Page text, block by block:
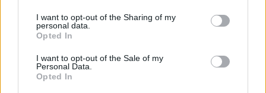
not limited to your visit or usage behaviour. You may click to
grant or deny consent to Google and its third-party tags to
use your data for below specified purposes in below Google
consent section.
I want to opt-out of the Sharing of my
personal data.
Opted In
I want to opt-out of the Sale of my
Personal Data.
Opted In